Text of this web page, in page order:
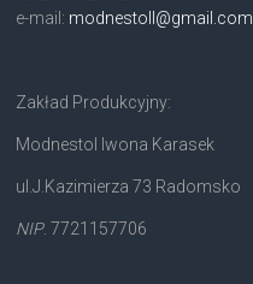
e-mail: modnestoll@gmail.com
Zakład Produkcyjny:
Modnestol Iwona Karasek
ul.J.Kazimierza 73 Radomsko
NIP. 7721157706